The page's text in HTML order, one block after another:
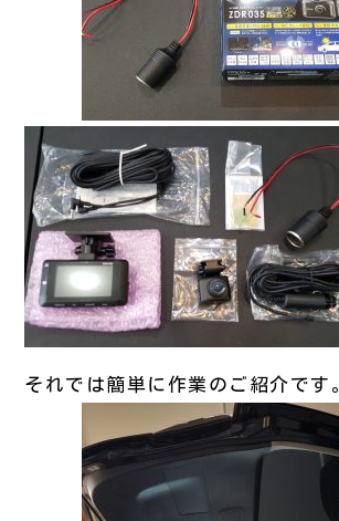
それでは簡単に作業のご紹介です。